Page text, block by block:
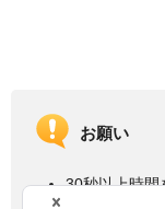
お願い
30秒以上時間